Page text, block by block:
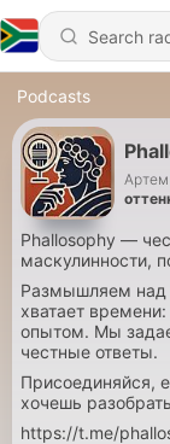
Podcasts
Phallosophy —
маскулинности,
Размышляем над
хватает
опытом. Мы
честные ответы.
Присоединяйся,
хочешь
https://t.me/